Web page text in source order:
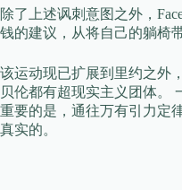
除了上述讽刺意图之外，
钱的建议，从将自己的躺椅
该运动现已扩展到里约之外
贝伦都有超现实主义团体。
重要的是，通往万有引力定
真实的。